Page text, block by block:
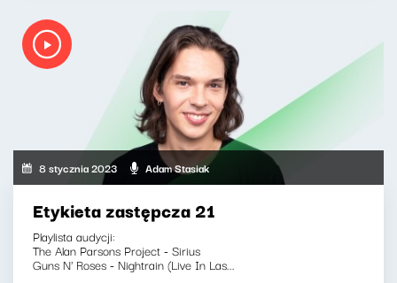
8 stycznia 2023 Adam Stasiak
Etykieta zastępcza 21
Playlista audycji:
The Alan Parsons Project - Sirius
Guns N' Roses - Nightrain (Live In Las...